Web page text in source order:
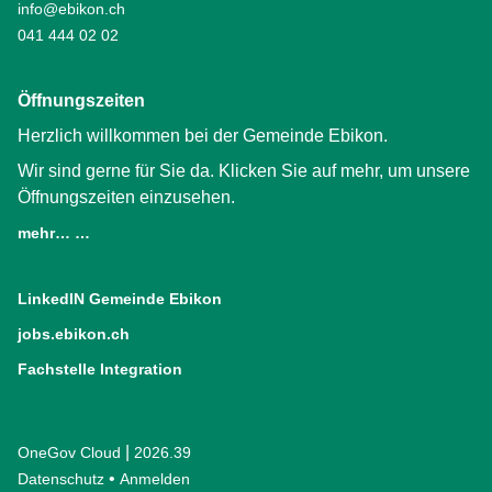
info@ebikon.ch
041 444 02 02
Öffnungszeiten
Herzlich willkommen bei der Gemeinde Ebikon.
Wir sind gerne für Sie da. Klicken Sie auf mehr, um unsere
Öffnungszeiten einzusehen.
mehr… …
LinkedIN Gemeinde Ebikon
jobs.ebikon.ch
Fachstelle Integration
OneGov Cloud (External Link)
2026.39
Datenschutz (External Link)
Anmelden